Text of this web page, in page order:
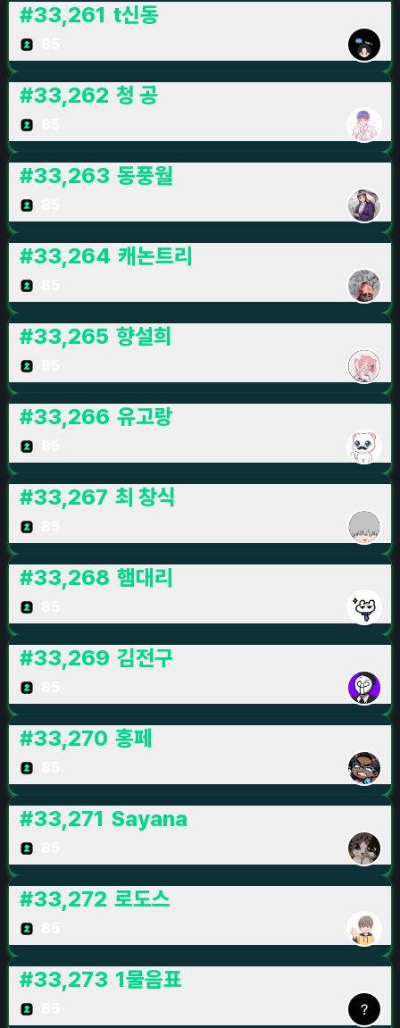
#33,261 t신동
#33,262 청 공
#33,263 동풍월
#33,264 캐논트리
#33,265 향설희
#33,266 유고랑
#33,267 최 창식
#33,268 햄대리
#33,269 김전구
#33,270 홍페
#33,271 Sayana
#33,272 로도스
#33,273 1물음표